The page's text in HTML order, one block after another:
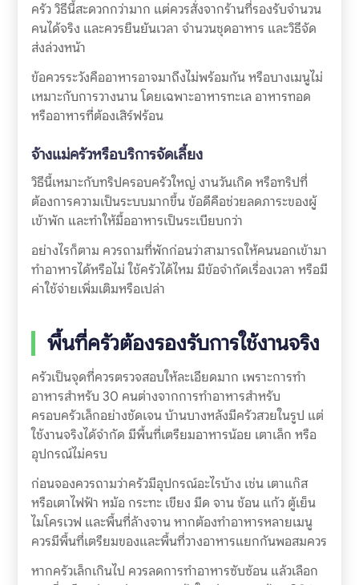
ครัว วิธีนี้สะดวกกว่ามาก แต่ควรสั่งจากร้านที่รองรับจำนวน
คนได้จริง และควรยืนยันเวลา จำนวนชุดอาหาร และวิธีจัด
ส่งล่วงหน้า
ข้อควรระวังคืออาหารอาจมาถึงไม่พร้อมกัน หรือบางเมนูไม่
เหมาะกับการวางนาน โดยเฉพาะอาหารทะเล อาหารทอด
หรืออาหารที่ต้องเสิร์ฟร้อน
จ้างแม่ครัวหรือบริการจัดเลี้ยง
วิธีนี้เหมาะกับทริปครอบครัวใหญ่ งานวันเกิด หรือทริปที่
ต้องการความเป็นระบบมากขึ้น ข้อดีคือช่วยลดภาระของผู้
เข้าพัก และทำให้มื้ออาหารเป็นระเบียบกว่า
อย่างไรก็ตาม ควรถามที่พักก่อนว่าสามารถให้คนนอกเข้ามา
ทำอาหารได้หรือไม่ ใช้ครัวได้ไหม มีข้อจำกัดเรื่องเวลา หรือมี
ค่าใช้จ่ายเพิ่มเติมหรือเปล่า
พื้นที่ครัวต้องรองรับการใช้งานจริง
ครัวเป็นจุดที่ควรตรวจสอบให้ละเอียดมาก เพราะการทำ
อาหารสำหรับ 30 คนต่างจากการทำอาหารสำหรับ
ครอบครัวเล็กอย่างชัดเจน บ้านบางหลังมีครัวสวยในรูป แต่
ใช้งานจริงได้จำกัด มีพื้นที่เตรียมอาหารน้อย เตาเล็ก หรือ
อุปกรณ์ไม่ครบ
ก่อนจองควรถามว่าครัวมีอุปกรณ์อะไรบ้าง เช่น เตาแก๊ส
หรือเตาไฟฟ้า หม้อ กระทะ เขียง มีด จาน ช้อน แก้ว ตู้เย็น
ไมโครเวฟ และพื้นที่ล้างจาน หากต้องทำอาหารหลายเมนู
ควรมีพื้นที่เตรียมของและพื้นที่วางอาหารแยกกันพอสมควร
หากครัวเล็กเกินไป ควรลดการทำอาหารซับซ้อน แล้วเลือก